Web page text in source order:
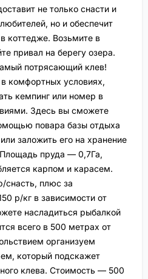
не только снасти и
но и обеспечит
коттедже. Возьмите в
привал на берегу озера.
потрясающий клев!
комфортных условиях,
кемпинг или номер в
Здесь вы сможете
повара базы отдыха
заложить его на хранение
пруда — 0,7Га,
карпом и карасем.
снасть, плюс за
р/кг в зависимости от
насладиться рыбалкой
всего в 500 метрах от
организуем
который подскажет
клева. Стоимость — 500